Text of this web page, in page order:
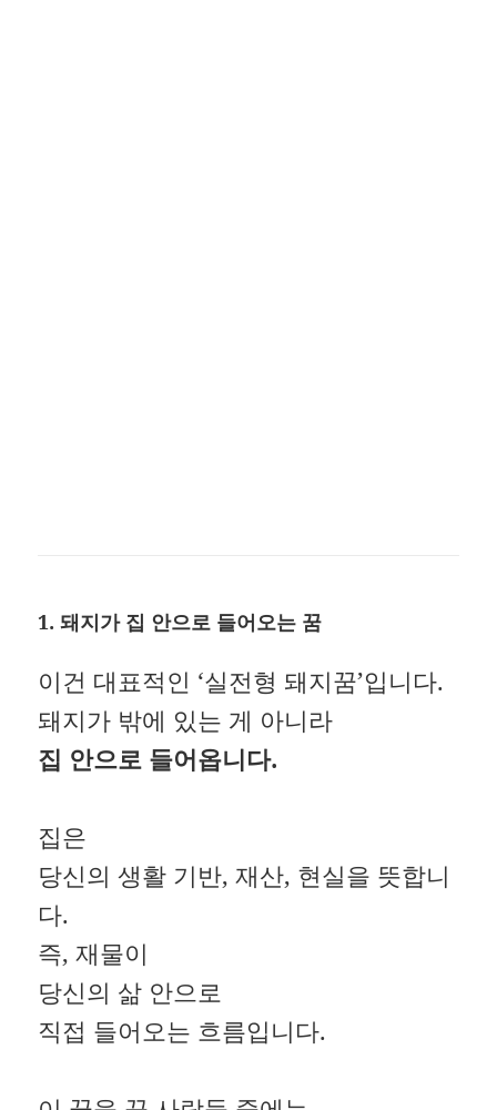
1. 돼지가 집 안으로 들어오는 꿈
이건 대표적인 ‘실전형 돼지꿈’입니다.
돼지가 밖에 있는 게 아니라
집 안으로 들어옵니다.
집은
당신의 생활 기반, 재산, 현실을 뜻합니
다.
즉, 재물이
당신의 삶 안으로
직접 들어오는 흐름입니다.